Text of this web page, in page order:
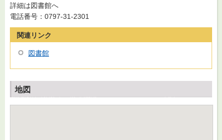
詳細は図書館へ
電話番号：0797-31-2301
関連リンク
図書館
地図